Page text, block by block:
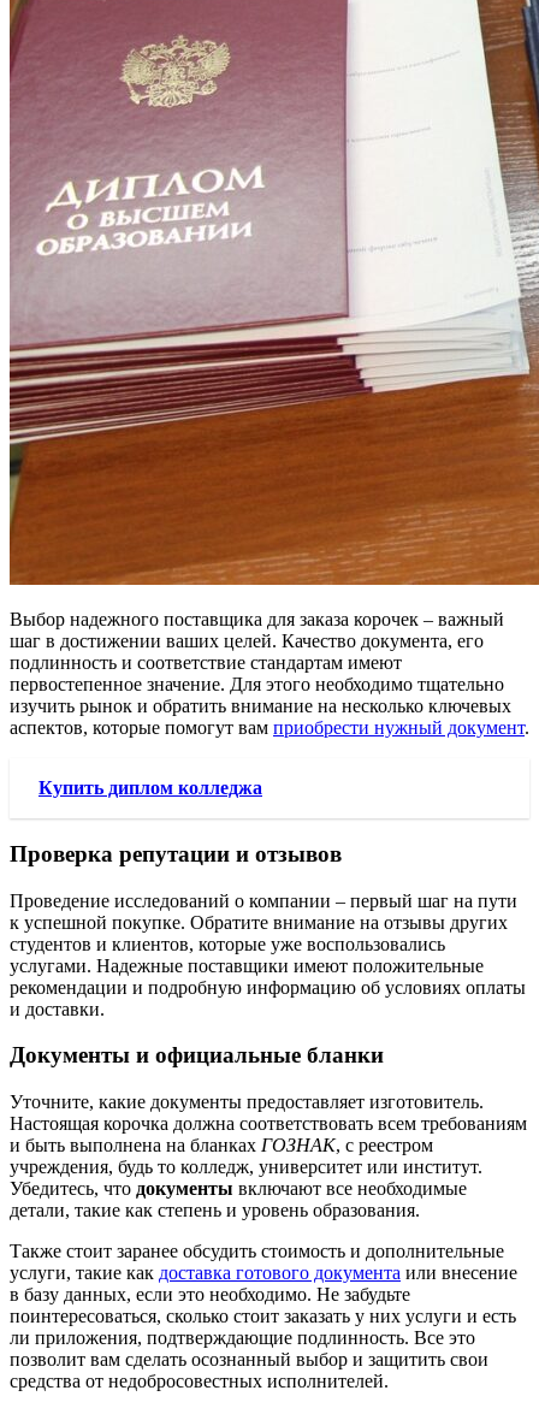
Выбор надежного поставщика для заказа корочек – важный
шаг в достижении ваших целей. Качество документа, его
подлинность и соответствие стандартам имеют
первостепенное значение. Для этого необходимо тщательно
изучить рынок и обратить внимание на несколько ключевых
аспектов, которые помогут вам приобрести нужный документ.
Купить диплом колледжа
Проверка репутации и отзывов
Проведение исследований о компании – первый шаг на пути
к успешной покупке. Обратите внимание на отзывы других
студентов и клиентов, которые уже воспользовались
услугами. Надежные поставщики имеют положительные
рекомендации и подробную информацию об условиях оплаты
и доставки.
Документы и официальные бланки
Уточните, какие документы предоставляет изготовитель.
Настоящая корочка должна соответствовать всем требованиям
и быть выполнена на бланках ГОЗНАК, с реестром
учреждения, будь то колледж, университет или институт.
Убедитесь, что документы включают все необходимые
детали, такие как степень и уровень образования.
Также стоит заранее обсудить стоимость и дополнительные
услуги, такие как доставка готового документа или внесение
в базу данных, если это необходимо. Не забудьте
поинтересоваться, сколько стоит заказать у них услуги и есть
ли приложения, подтверждающие подлинность. Все это
позволит вам сделать осознанный выбор и защитить свои
средства от недобросовестных исполнителей.